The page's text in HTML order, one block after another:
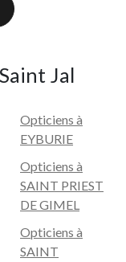
Jal
Opticiens à
EYBURIE
Opticiens à
SAINT PRIEST
DE GIMEL
Opticiens à
SAINT